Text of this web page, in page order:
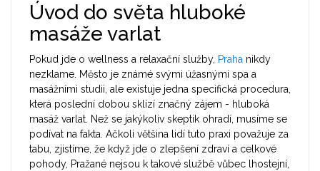
Úvod do světa hluboké
masáže varlat
Pokud jde o wellness a relaxační služby, Praha nikdy
nezklame. Město je známé svými úžasnými spa a
masážními studii, ale existuje jedna specifická procedura,
která poslední dobou sklízí značný zájem - hluboká
masáž varlat. Než se jakýkoliv skeptik ohradí, musíme se
podívat na fakta. Ačkoli většina lidí tuto praxi považuje za
tabu, zjistíme, že když jde o zlepšení zdraví a celkové
pohody, Pražané nejsou k takové službě vůbec lhostejní,